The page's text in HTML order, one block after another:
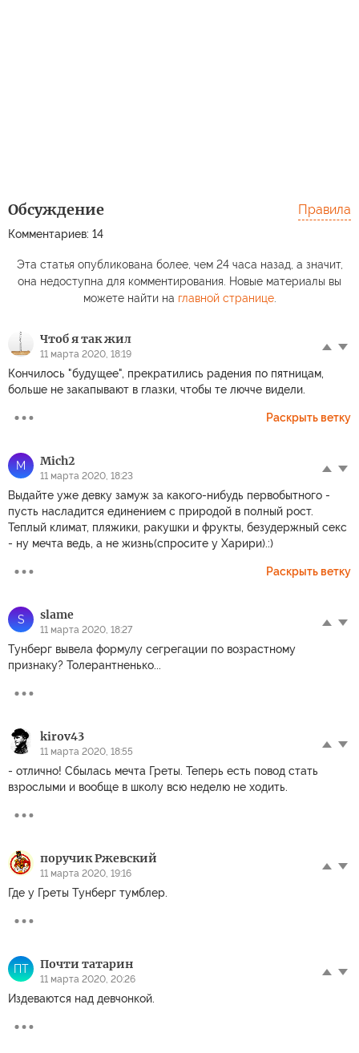
Обсуждение
Комментариев: 14
Правила
Эта статья опубликована более, чем 24 часа назад, а значит,
она недоступна для комментирования. Новые материалы вы
можете найти на главной странице.
Чтоб я так жил
11 марта 2020, 18:19
Кончилось "будущее", прекратились радения по пятницам,
больше не закапывают в глазки, чтобы те лючче видели.
Раскрыть ветку
M Mich2
11 марта 2020, 18:23
Выдайте уже девку замуж за какого-нибудь первобытного -
пусть насладится единением с природой в полный рост.
Теплый климат, пляжики, ракушки и фрукты, безудержный секс
- ну мечта ведь, а не жизнь(спросите у Харири).:)
Раскрыть ветку
S slame
11 марта 2020, 18:27
Тунберг вывела формулу сегрегации по возрастному
признаку? Толерантненько...
kirov43
11 марта 2020, 18:55
- отлично! Сбылась мечта Греты. Теперь есть повод стать
взрослыми и вообще в школу всю неделю не ходить.
поручик Ржевский
11 марта 2020, 19:16
Где у Греты Тунберг тумблер.
ПТ Почти татарин
11 марта 2020, 20:26
Издеваются над девчонкой.